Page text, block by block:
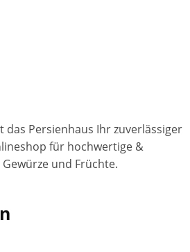
das Persienhaus Ihr zuverlässiger
für hochwertige &
und Früchte.